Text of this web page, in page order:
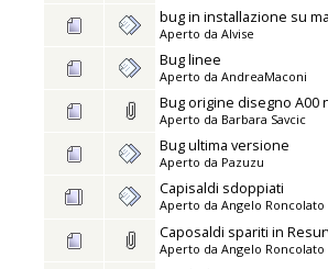
bug in installazione su
Aperto da Alvise
Bug linee
Aperto da AndreaMaconi
Bug origine disegno A00
Aperto da Barbara Savcic
Bug ultima versione
Aperto da Pazuzu
Capisaldi sdoppiati
Aperto da Angelo Roncolato
Caposaldi spariti in
Aperto da Angelo Roncolato